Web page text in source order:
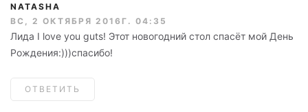
NATASHA
ВС, 2 ОКТЯБРЯ 2016Г. 04:35
Лида I love you guts! Этот новогодний стол спасёт мой День
Рождения:)))спасибо!
ОТВЕТИТЬ